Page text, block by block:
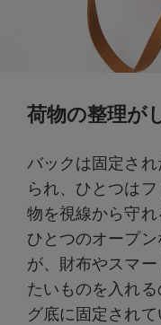
荷物の整理が
バックは固定さ
られ、ひとつは
物を視線から守
ひとつのオープ
が、財布やスマ
たいものを入れ
グ底に固定されて